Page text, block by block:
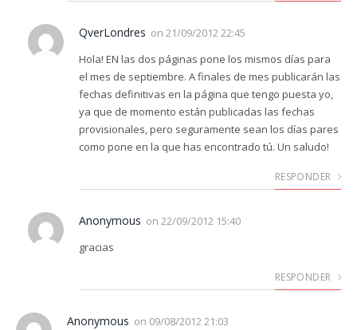
QverLondres on 21/09/2012 22:45
Hola! EN las dos páginas pone los mismos días para
el mes de septiembre. A finales de mes publicarán las
fechas definitivas en la página que tengo puesta yo,
ya que de momento están publicadas las fechas
provisionales, pero seguramente sean los días pares
como pone en la que has encontrado tú. Un saludo!
RESPONDER
Anonymous on 22/09/2012 15:40
gracias
RESPONDER
Anonymous on 09/08/2012 21:03